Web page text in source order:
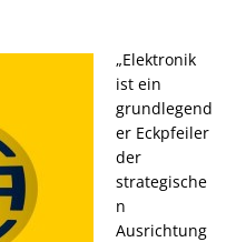
„Elektronik
ist ein
grundlegend
er Eckpfeiler
der
strategische
n
Ausrichtung